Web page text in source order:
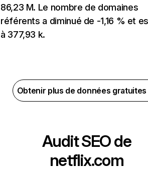
86,23 M. Le nombre de domaines
référents a diminué de -1,16 % et
à 377,93 k.
Obtenir plus de données
Audit SEO de
netflix.com